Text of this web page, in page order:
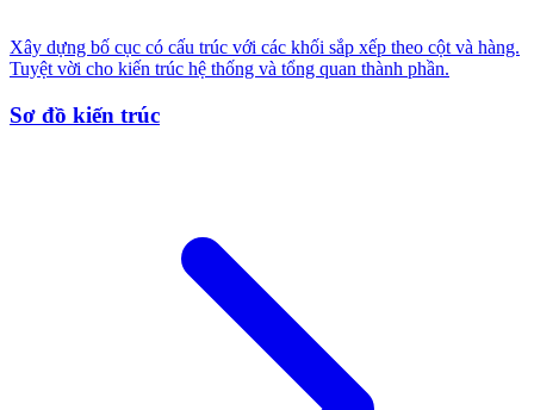
Xây dựng bố cục có cấu trúc với các khối sắp xếp theo cột và hàng.
Tuyệt vời cho kiến trúc hệ thống và tổng quan thành phần.
Sơ đồ kiến trúc